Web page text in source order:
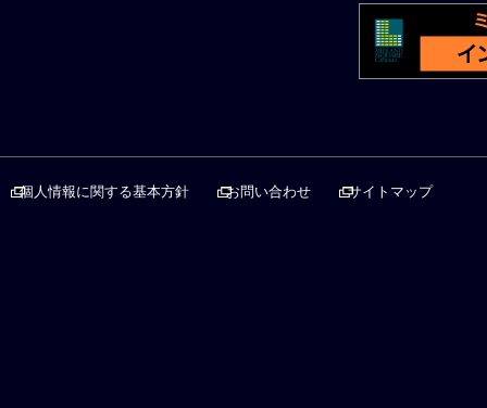
個人情報に関する基本方針 お問い合わせ サイトマップ